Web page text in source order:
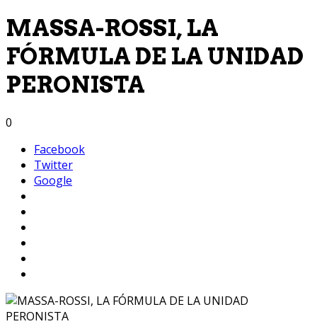
MASSA-ROSSI, LA
FÓRMULA DE LA UNIDAD
PERONISTA
0
Facebook
Twitter
Google